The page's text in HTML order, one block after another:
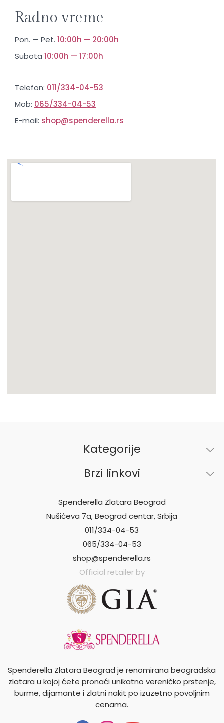
Radno vreme
Pon. — Pet. 10:00h — 20:00h
Subota 10:00h — 17:00h
Telefon: 011/334-04-53
Mob: 065/334-04-53
E-mail: shop@spenderella.rs
Kategorije
Brzi linkovi
Spenderella Zlatara Beograd
Nušićeva 7a, Beograd centar, Srbija
011/334-04-53
065/334-04-53
shop@spenderella.rs
Official retailer by
Spenderella Zlatara Beograd je renomirana beogradska
zlatara u kojoj ćete pronaći unikatno vereničko prstenje,
burme, dijamante i zlatni nakit po izuzetno povoljnim
cenama.